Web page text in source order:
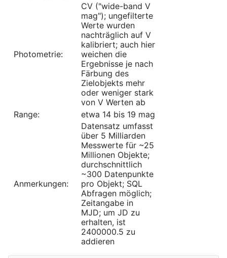
Photometrie:
CV ("wide-band V
mag"); ungefilterte
Werte wurden
nachträglich auf V
kalibriert; auch hier
weichen die
Ergebnisse je nach
Färbung des
Zielobjekts mehr
oder weniger stark
von V Werten ab
Range:
etwa 14 bis 19 mag
Anmerkungen:
Datensatz umfasst
über 5 Milliarden
Messwerte für ~25
Millionen Objekte;
durchschnittlich
~300 Datenpunkte
pro Objekt; SQL
Abfragen möglich;
Zeitangabe in
MJD; um JD zu
erhalten, ist
2400000.5 zu
addieren